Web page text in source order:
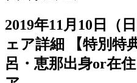
2019年11月10日（
ェア詳細
【特別特
呂・恵那出身or在